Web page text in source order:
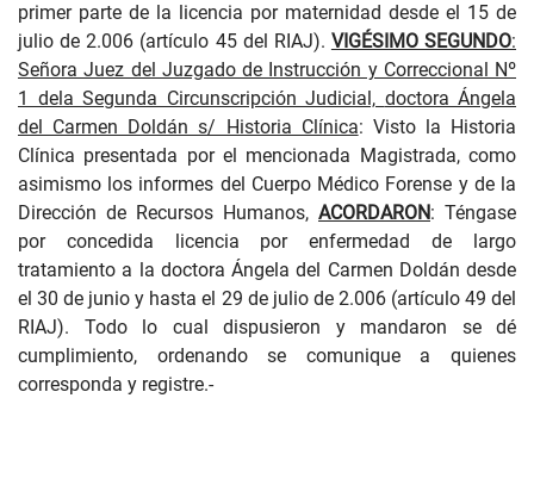
primer parte de la licencia por maternidad desde el 15 de
julio de 2.006 (artículo 45 del RIAJ). VIGÉSIMO SEGUNDO:
Señora Juez del Juzgado de Instrucción y Correccional Nº
1 dela Segunda Circunscripción Judicial, doctora Ángela
del Carmen Doldán s/ Historia Clínica: Visto la Historia
Clínica presentada por el mencionada Magistrada, como
asimismo los informes del Cuerpo Médico Forense y de la
Dirección de Recursos Humanos, ACORDARON: Téngase
por concedida licencia por enfermedad de largo
tratamiento a la doctora Ángela del Carmen Doldán desde
el 30 de junio y hasta el 29 de julio de 2.006 (artículo 49 del
RIAJ). Todo lo cual dispusieron y mandaron se dé
cumplimiento, ordenando se comunique a quienes
corresponda y registre.-